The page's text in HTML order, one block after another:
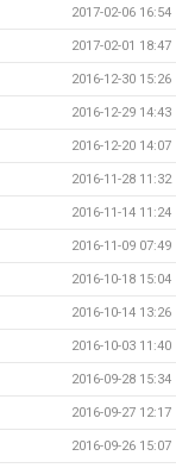
2017-02-06 16:54
2017-02-01 18:47
2016-12-30 15:26
2016-12-29 14:43
2016-12-20 14:07
2016-11-28 11:32
2016-11-14 11:24
2016-11-09 07:49
2016-10-18 15:04
2016-10-14 13:26
2016-10-03 11:40
2016-09-28 15:34
2016-09-27 12:17
2016-09-26 15:07